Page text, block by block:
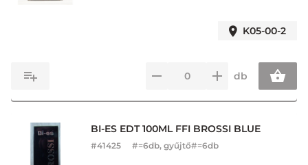
K05-00-2
db
BI-ES EDT 100ML FFI BROSSI BLUE
#41425 #=6db, gyűjtő#=6db